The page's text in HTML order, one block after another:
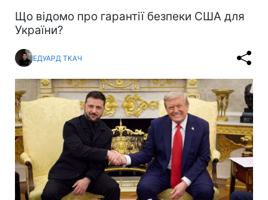
Що відомо про гарантії безпеки США для
України?
ЕДУАРД ТКАЧ